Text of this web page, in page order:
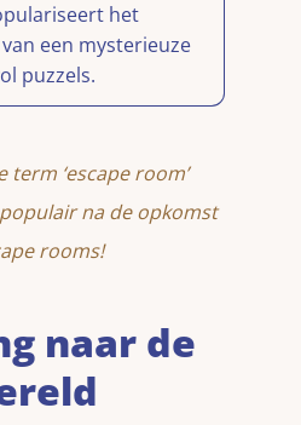
het
een mysterieuze
puzzels.
term ‘escape room’
na de opkomst
rooms!
naar de